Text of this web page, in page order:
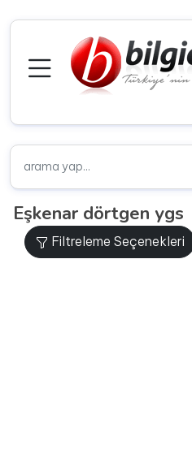
Eşkenar dörtgen ygs
Filtreleme Seçenekleri